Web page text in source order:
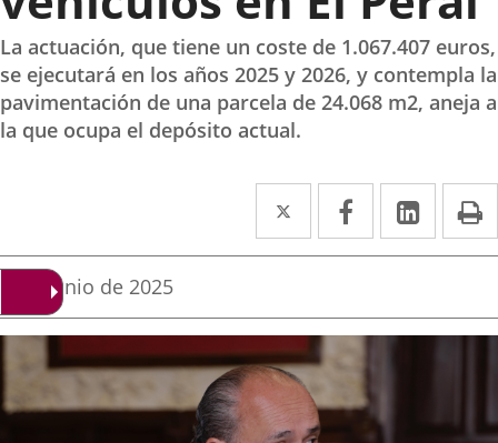
La actuación, que tiene un coste de 1.067.407 euros,
se ejecutará en los años 2025 y 2026, y contempla la
pavimentación de una parcela de 24.068 m2, aneja a
la que ocupa el depósito actual.
Twitter
Enlace
a
aplicación
externa.
Facebook
Enlace
a
aplicación
Enlace
a
Fecha
la
noticia
9 de junio de 2025